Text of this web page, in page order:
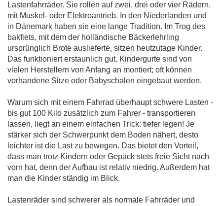
Lastenfahrräder. Sie rollen auf zwei, drei oder vier Rädern,
mit Muskel- oder Elektroantrieb. In den Niederlanden und
in Dänemark haben sie eine lange Tradition. Im Trog des
bakfiets, mit dem der holländische Bäckerlehrling
ursprünglich Brote auslieferte, sitzen heutzutage Kinder.
Das funktioniert erstaunlich gut. Kindergurte sind von
vielen Herstellern von Anfang an montiert; oft können
vorhandene Sitze oder Babyschalen eingebaut werden.
Warum sich mit einem Fahrrad überhaupt schwere Lasten -
bis gut 100 Kilo zusätzlich zum Fahrer - transportieren
lassen, liegt an einem einfachen Trick: tiefer legen! Je
stärker sich der Schwerpunkt dem Boden nähert, desto
leichter ist die Last zu bewegen. Das bietet den Vorteil,
dass man trotz Kindern oder Gepäck stets freie Sicht nach
vorn hat, denn der Aufbau ist relativ niedrig. Außerdem hat
man die Kinder ständig im Blick.
Lastenräder sind schwerer als normale Fahrräder und